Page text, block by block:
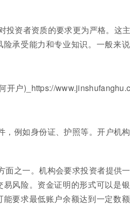
投资者资质的要求更为严格。这
承受能力和专业知识。一般来
，例如身份证、护照等。开户机
之一。机构会要求投资者提供
风险。资金证明的形式可以是
要求最低账户余额达到一定数